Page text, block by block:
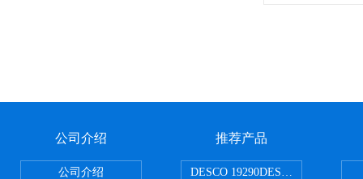
公司介绍
公司介绍
推荐产品
DESCO 19290DESCO 19290重锤